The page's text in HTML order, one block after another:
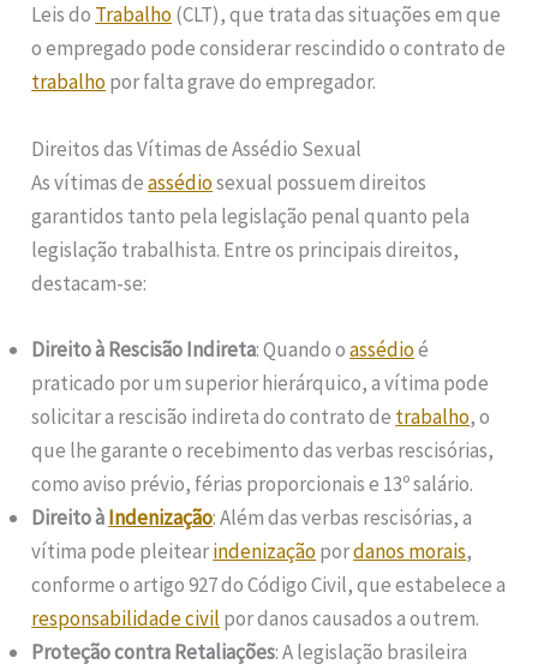
Leis do Trabalho(CLT), que trata das situações em que
o empregado pode considerar rescindido o contrato de
trabalhopor falta grave do empregador.
Direitos das Vítimas de Assédio Sexual
As vítimas deassédiosexual possuem direitos
garantidos tanto pela legislação penal quanto pela
legislação trabalhista. Entre os principais direitos,
destacam-se:
Direito à Rescisão Indireta: Quando oassédioé
praticado por um superior hierárquico, a vítima pode
solicitar a rescisão indireta do contrato de trabalho, o
que lhe garante o recebimento das verbas rescisórias,
como aviso prévio, férias proporcionais e 13º salário.
Direito àIndenização: Além das verbas rescisórias, a
vítima pode pleitearindenizaçãopordanos morais,
conforme o artigo 927 do Código Civil, que estabelece a
responsabilidade civil por danos causados a outrem.
Proteção contra Retaliações: A legislação brasileira